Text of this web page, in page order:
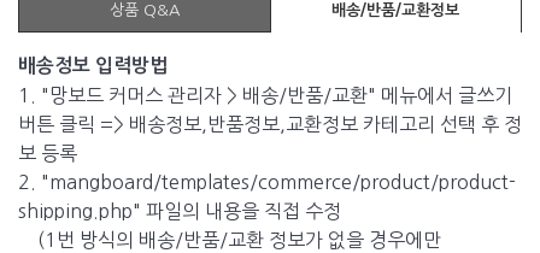
상품 Q&A 배송/반품/교환정보
배송정보 입력방법
1. "망보드 커머스 관리자 > 배송/반품/교환" 메뉴에서 글쓰기
버튼 클릭 => 배송정보,반품정보,교환정보 카테고리 선택 후 정
보 등록
2. "mangboard/templates/commerce/product/product-
shipping.php" 파일의 내용을 직접 수정
(1번 방식의 배송/반품/교환 정보가 없을 경우에만